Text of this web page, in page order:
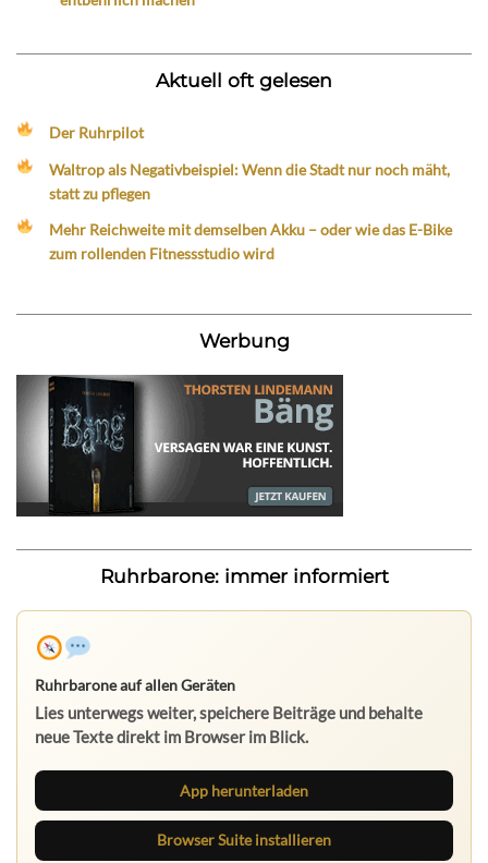
Aktuell oft gelesen
Der Ruhrpilot
Waltrop als Negativbeispiel: Wenn die Stadt nur noch mäht,
statt zu pflegen
Mehr Reichweite mit demselben Akku – oder wie das E-Bike
zum rollenden Fitnessstudio wird
Werbung
Ruhrbarone: immer informiert
Ruhrbarone auf allen Geräten
Lies unterwegs weiter, speichere Beiträge und behalte
neue Texte direkt im Browser im Blick.
App herunterladen
Browser Suite installieren